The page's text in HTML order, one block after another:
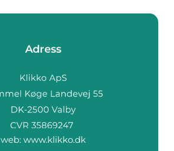
Adress
web: www.klikko.dk